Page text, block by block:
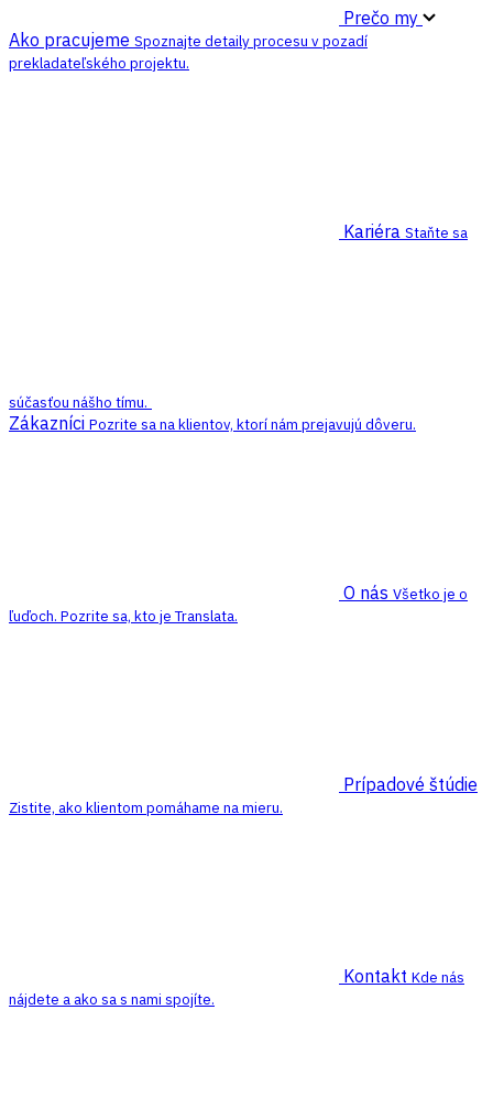
Prečo my
Ako pracujeme Spoznajte detaily procesu v pozadí
prekladateľského projektu.
Kariéra Staňte sa
súčasťou nášho tímu.
Zákazníci Pozrite sa na klientov, ktorí nám prejavujú dôveru.
O nás Všetko je o
ľuďoch. Pozrite sa, kto je Translata.
Prípadové štúdie
Zistite, ako klientom pomáhame na mieru.
Kontakt Kde nás
nájdete a ako sa s nami spojíte.